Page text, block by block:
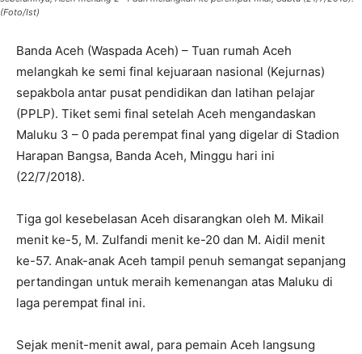
(Foto/Ist)
Banda Aceh (Waspada Aceh) – Tuan rumah Aceh
melangkah ke semi final kejuaraan nasional (Kejurnas)
sepakbola antar pusat pendidikan dan latihan pelajar
(PPLP). Tiket semi final setelah Aceh mengandaskan
Maluku 3 – 0 pada perempat final yang digelar di Stadion
Harapan Bangsa, Banda Aceh, Minggu hari ini
(22/7/2018).
Tiga gol kesebelasan Aceh disarangkan oleh M. Mikail
menit ke-5, M. Zulfandi menit ke-20 dan M. Aidil menit
ke-57. Anak-anak Aceh tampil penuh semangat sepanjang
pertandingan untuk meraih kemenangan atas Maluku di
laga perempat final ini.
Sejak menit-menit awal, para pemain Aceh langsung